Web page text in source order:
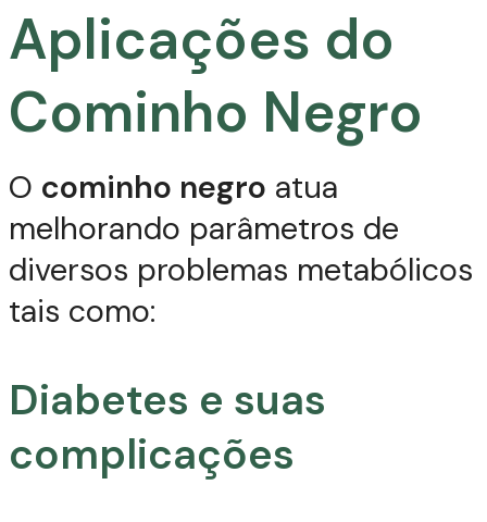
Aplicações do
Cominho Negro
O cominho negro atua
melhorando parâmetros de
diversos problemas metabólicos
tais como:
Diabetes e suas
complicações